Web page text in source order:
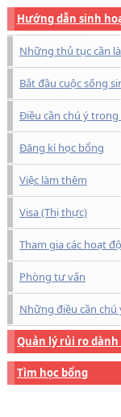
Hướng dẫn sinh
Những thủ tục cần
Bắt đầu cuộc sống
Điều cần chú ý
Đăng kí học bổng
Việc làm thêm
Visa (Thị thực)
Tham gia các hoạt
Phòng tư vấn
Những điều cần
Quản lý rủi ro
Tìm học bổng